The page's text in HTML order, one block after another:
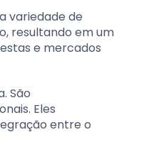
variedade de
resultando em um
e mercados
São
Eles
entre o